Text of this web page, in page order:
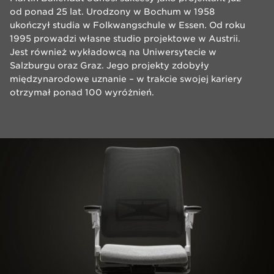
od ponad 25 lat. Urodzony w Bochum w 1958
ukończył studia w Folkwangschule w Essen. Od roku
1995 prowadzi własne studio projektowe w Austrii.
Jest również wykładowcą na Uniwersytecie w
Salzburgu oraz Graz. Jego projekty zdobyły
międzynarodowe uznanie – w trakcie swojej kariery
otrzymał ponad 100 wyróżnień.